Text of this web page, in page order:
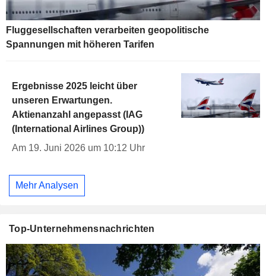
Fluggesellschaften verarbeiten geopolitische
Spannungen mit höheren Tarifen
Ergebnisse 2025 leicht über
unseren Erwartungen.
Aktienanzahl angepasst (IAG
(International Airlines Group))
Am 19. Juni 2026 um 10:12 Uhr
Mehr Analysen
Top-Unternehmensnachrichten